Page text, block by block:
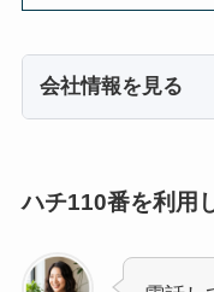
会社情報を見る
ハチ110番を利用